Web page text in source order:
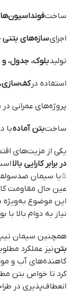
ساخت
اجرایسازه‌های
تولیدبلوک، جدول،
استفاده درکف‌سازی،
پروژه‌های عمرانی
ساختبتن آمادهبا
یکی از مزیت‌های
در برابر کارایی بالا
۵یا سیمان
عین حال مقاومت
این موضوع به‌ویژه
نیاز به دوام بالا
همچنین سیمان تیپ
بتننیز عملکرد
کاهنده‌های آب و
کرد تا خواص بتن
انعطاف‌پذیری در